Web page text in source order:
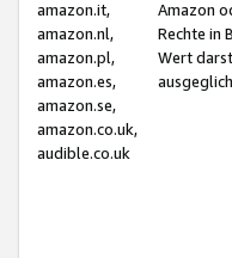
amazon.it,
amazon.nl,
amazon.pl,
amazon.es,
amazon.se,
amazon.co.uk,
audible.co.uk
Amazon
Rechte in
Wert